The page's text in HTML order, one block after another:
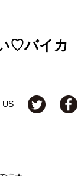
♡バイカ
US